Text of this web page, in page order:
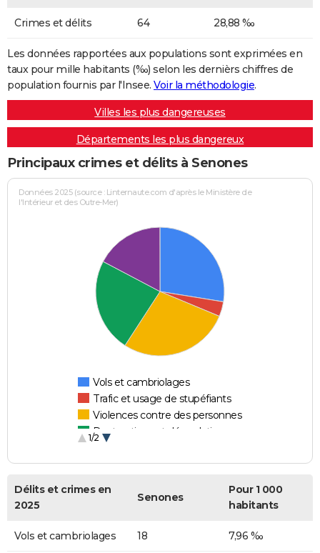
Crimes et délits 64 28,88 ‰
Les données rapportées aux populations sont exprimées en
taux pour mille habitants (‰) selon les dernièrs chiffres de
population fournis par l'Insee. Voir la méthodologie.
Villes les plus dangereuses
Départements les plus dangereux
Principaux crimes et délits à Senones
Données 2025 (source : Linternaute.com d'après le Ministère de
l'Intérieur et des Outre-Mer)
Vols et cambriolages
Trafic et usage de stupéfiants
Violences contre des personnes
Destructions et dégradations
1/2
Délits et crimes en
2025
Senones
Pour 1 000
habitants
Vols et cambriolages 18 7,96 ‰